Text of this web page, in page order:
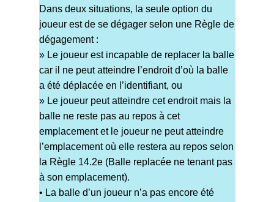
Dans deux situations, la seule option du
joueur est de se dégager selon une Règle de
dégagement :
» Le joueur est incapable de replacer la balle
car il ne peut atteindre l’endroit d’où la balle
a été déplacée en l’identifiant, ou
» Le joueur peut atteindre cet endroit mais la
balle ne reste pas au repos à cet
emplacement et le joueur ne peut atteindre
l’emplacement où elle restera au repos selon
la Règle 14.2e (Balle replacée ne tenant pas
à son emplacement).
• La balle d’un joueur n’a pas encore été